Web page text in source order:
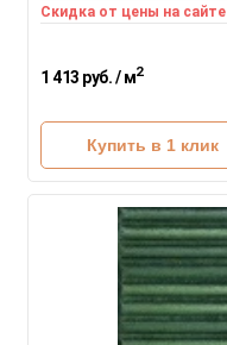
Скидка от цены на сайте
1 413 руб. / м2
Купить в 1 клик